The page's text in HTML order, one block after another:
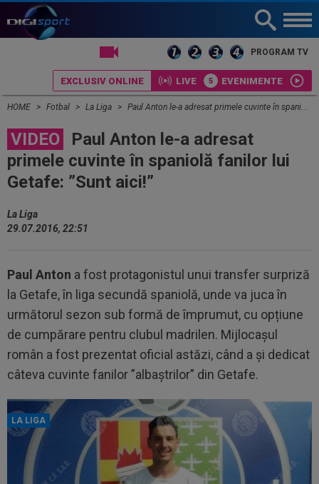
PROGRAM TV
EXCLUSIV ONLINE LIVE EVENIMENTE
HOME Fotbal La Liga Paul Anton le-a adresat primele cuvinte în spaniolă fanilor lui Getafe: ”Sunt aici!”
VIDEO
Paul Anton le-a adresat
primele cuvinte în spaniolă fanilor lui
Getafe: ”Sunt aici!”
La Liga
29.07.2016, 22:51
Paul Anton a fost protagonistul unui transfer surpriză
la Getafe, în liga secundă spaniolă, unde va juca în
următorul sezon sub formă de împrumut, cu opțiune
de cumpărare pentru clubul madrilen. Mijlocașul
român a fost prezentat oficial astăzi, când a și dedicat
câteva cuvinte fanilor ”albaștrilor” din Getafe.
LA LIGA